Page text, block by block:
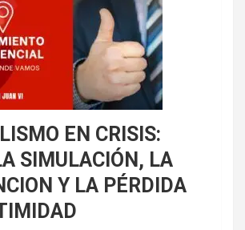
EN CRISIS:
SIMULACIÓN, LA
Y LA PÉRDIDA